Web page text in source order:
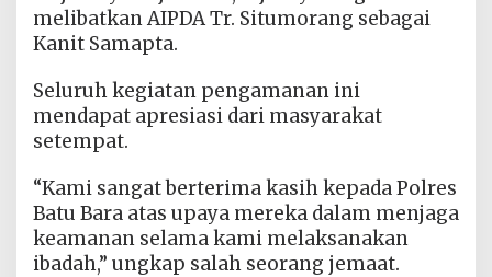
melibatkan AIPDA Tr. Situmorang sebagai
Kanit Samapta.
Seluruh kegiatan pengamanan ini
mendapat apresiasi dari masyarakat
setempat.
“Kami sangat berterima kasih kepada Polres
Batu Bara atas upaya mereka dalam menjaga
keamanan selama kami melaksanakan
ibadah,” ungkap salah seorang jemaat.